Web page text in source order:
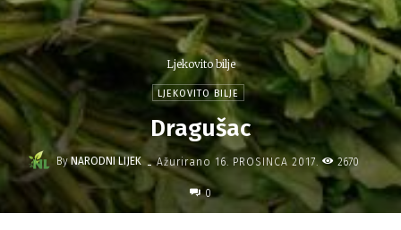
Ljekovito bilje
LJEKOVITO BILJE
Dragušac
By NARODNI LIJEK - Ažurirano 16. PROSINCA 2017. 2670
0